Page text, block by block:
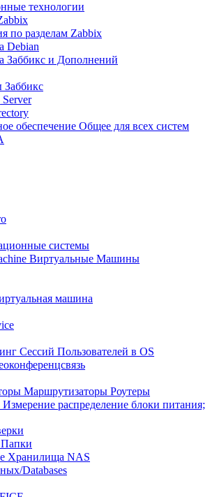
технологии
по разделам Zabbix
Debian
Заббикс и Дополнений
обеспечение Общее для всех систем
системы
Виртуальные Машины
машина
Сессий Пользователей в OS
Маршрутизаторы Роутеры
распределение блоки питания;
Хранилища NAS
Databases